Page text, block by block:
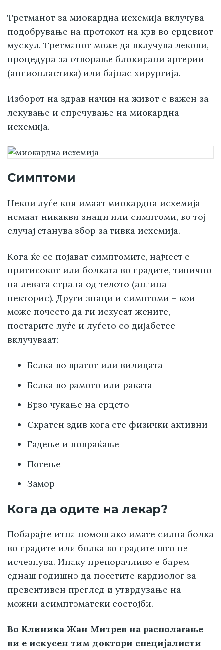
Третманот за миокардна исхемија вклучува
подобрување на протокот на крв во срцевиот
мускул. Третманот може да вклучува лекови,
процедура за отворање блокирани артерии
(ангиопластика) или бајпас хирургија.
Изборот на здрав начин на живот е важен за
лекување и спречување на миокардна
исхемија.
Симптоми
Некои луѓе кои имаат миокардна исхемија
немаат никакви знаци или симптоми, во тој
случај станува збор за тивка исхемија.
Кога ќе се појават симптомите, најчест е
притисокот или болката во градите, типично
на левата страна од телото (ангина
пекторис). Други знаци и симптоми – кои
може почесто да ги искусат жените,
постарите луѓе и луѓето со дијабетес –
вклучуваат:
Болка во вратот или вилицата
Болка во рамото или раката
Брзо чукање на срцето
Скратен здив кога сте физички активни
Гадење и повраќање
Потење
Замор
Кога да одите на лекар?
Побарајте итна помош ако имате силна болка
во градите или болка во градите што не
исчезнува. Инаку препорачливо е барем
еднаш годишно да посетите кардиолог за
превентивен преглед и утврдување на
можни асимптоматски состојби.
Во Клиника Жан Митрев на располагање
ви е искусен тим доктори специјалисти